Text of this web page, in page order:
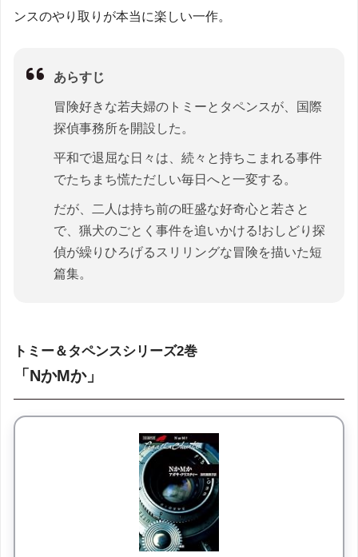
ンスのやり取りが本当に楽しい一作。
あらすじ
冒険好きな若夫婦のトミーとタペンスが、国際
探偵事務所を開設した。
平和で退屈な日々は、続々と持ちこまれる事件
でたちまち慌ただしい毎日へと一変する。
だが、二人は持ち前の旺盛な好奇心と若さと
で、猟犬のごとく事件を追いかける!おしどり探
偵が繰りひろげるスリリングな冒険を描いた短
篇集。
トミー＆タペンスシリーズ2巻
「NかMか」